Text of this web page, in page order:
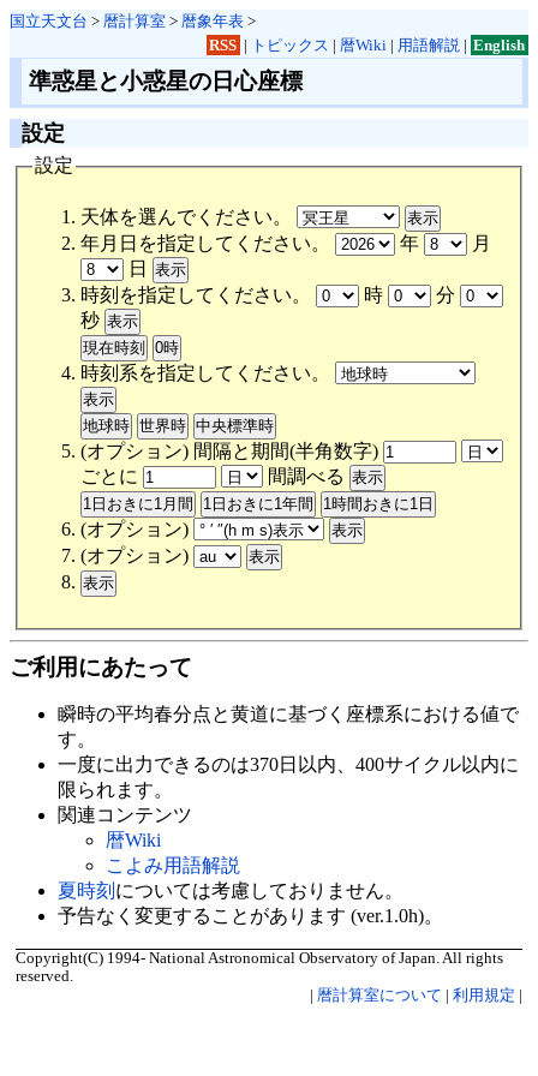
国立天文台 > 暦計算室 > 暦象年表 >
RSS | トピックス | 暦Wiki| 用語解説| English
準惑星と小惑星の日心座標
設定
設定
天体を選んでください。
年月日を指定してください。
年
月
日
時刻を指定してください。
時
分
秒
時刻系を指定してください。
(オプション) 間隔と期間(半角数字)
ごとに
間調べる
(オプション)
(オプション)
ご利用にあたって
瞬時の平均春分点と黄道に基づく座標系における値で
す。
一度に出力できるのは370日以内、400サイクル以内に
限られます。
関連コンテンツ
暦Wiki
こよみ用語解説
夏時刻 については考慮しておりません。
予告なく変更することがあります (ver.1.0h)。
Copyright(C) 1994- National Astronomical Observatory of Japan. All rights
reserved.
| 暦計算室について | 利用規定 |